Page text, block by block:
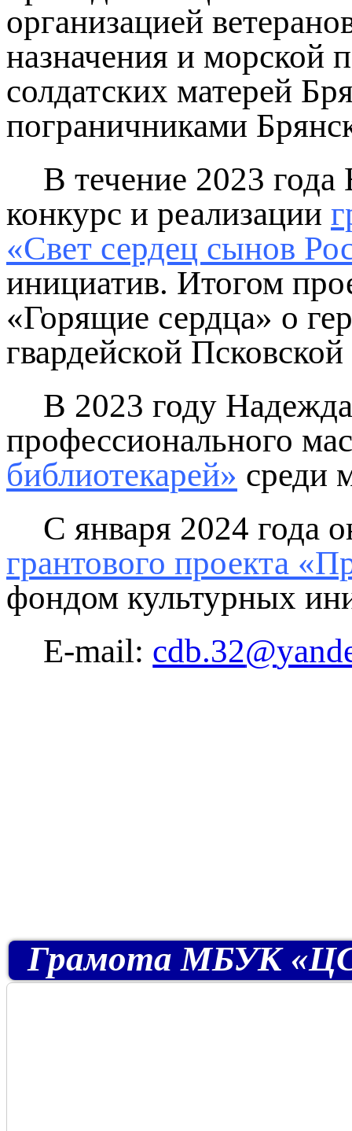
организацией
назначения и морской
солдатских матерей
пограничниками
В течение 2023 года
конкурс и реализации
«Свет сердец сынов
инициатив. Итогом
«Горящие сердца» о
гвардейской
В 2023 году
профессионального
библиотекарей» среди
С января 2024 года
грантового проекта
фондом культурных
E-mail: cdb.32​@
Грамота МБУК